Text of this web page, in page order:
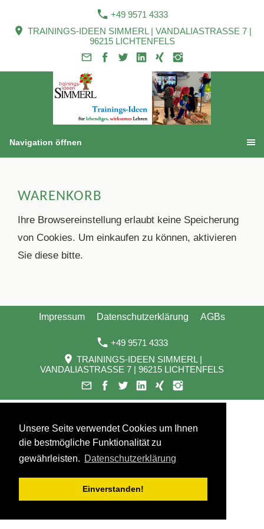
Unsere Seite verwendet Cookies um Ihnen
die bestmögliche Funktionalität zu
gewährleisten. Datenschutzerklärung
Einverstanden!
+49 9571 4333
TRAININGS-IDEEN SIMMERL | VANDALIASTRASSE 7 |
96215 LICHTENFELS
Navigation öffnen
WARENKORB
Ihre Browsereinstellung erlaubt keine Speicherung
von Cookies. Um einkaufen zu können, aktivieren
Sie diese bitte.
Impressum Datenschutzerklärung AGBs
+49 9571 4333
TRAININGS-IDEEN SIMMERL |
VANDALIASTRASSE 7 | 96215 LICHTENFELS